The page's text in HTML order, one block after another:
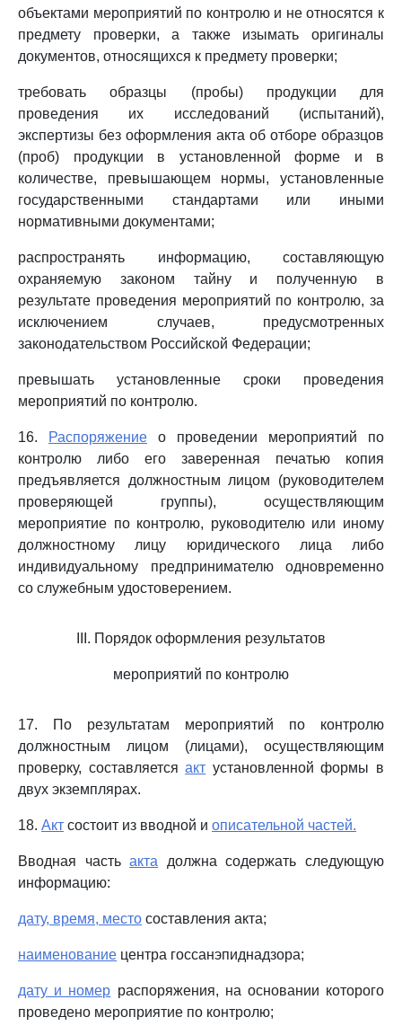
объектами мероприятий по контролю и не относятся к
предмету проверки, а также изымать оригиналы
документов, относящихся к предмету проверки;
требовать образцы (пробы) продукции для
проведения их исследований (испытаний),
экспертизы без оформления акта об отборе образцов
(проб) продукции в установленной форме и в
количестве, превышающем нормы, установленные
государственными стандартами или иными
нормативными документами;
распространять информацию, составляющую
охраняемую законом тайну и полученную в
результате проведения мероприятий по контролю, за
исключением случаев, предусмотренных
законодательством Российской Федерации;
превышать установленные сроки проведения
мероприятий по контролю.
16. Распоряжение о проведении мероприятий по
контролю либо его заверенная печатью копия
предъявляется должностным лицом (руководителем
проверяющей группы), осуществляющим
мероприятие по контролю, руководителю или иному
должностному лицу юридического лица либо
индивидуальному предпринимателю одновременно
со служебным удостоверением.
III. Порядок оформления результатов
мероприятий по контролю
17. По результатам мероприятий по контролю
должностным лицом (лицами), осуществляющим
проверку, составляетсяакт установленной формы в
двух экземплярах.
18. Акт состоит из вводной и описательной частей.
Вводная частьакта должна содержать следующую
информацию:
дату, время, место составления акта;
наименование центра госсанэпиднадзора;
дату и номер распоряжения, на основании которого
проведено мероприятие по контролю;